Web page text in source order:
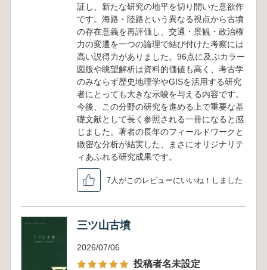
証し、新たな研究の地平を切り開いた意欲作
です。海路・陸路という異なる視点から古墳
の存在意義を再評価し、交通・景観・政治権
力の変遷を一つの論理で結び付けた考察には
高い説得力がありました。96点に及ぶカラー
図版や眺望解析は資料的価値も高く、考古学
のみならず歴史地理学やGISを活用する研究
者にとっても大きな示唆を与える内容です。
今後、この分野の研究を進める上で重要な基
礎文献として長く参照される一冊になると感
じました。著者の長年のフィールドワークと
緻密な分析が結実した、まさにオリジナリテ
ィあふれる研究成果です。
7人がこのレビューにいいね！しました
三ツ山古墳
2026/07/06
投稿者名未設定